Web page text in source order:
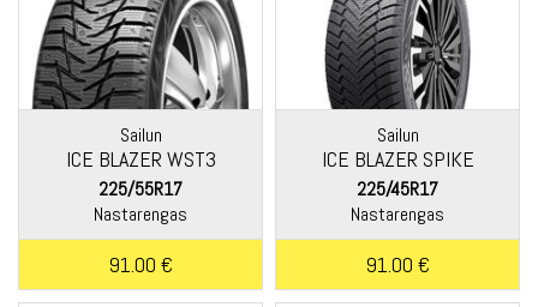
Sailun
ICE BLAZER WST3
225/55R17
Nastarengas
91.00 €
Sailun
ICE BLAZER SPIKE
225/45R17
Nastarengas
91.00 €